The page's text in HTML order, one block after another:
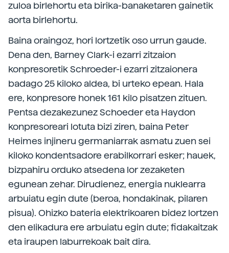
zuloa birlehortu eta birika-banaketaren gainetik
aorta birlehortu.
Baina oraingoz, hori lortzetik oso urrun gaude.
Dena den, Barney Clark-i ezarri zitzaion
konpresoretik Schroeder-i ezarri zitzaionera
badago 25 kiloko aldea, bi urteko epean. Hala
ere, konpresore honek 161 kilo pisatzen zituen.
Pentsa dezakezunez Schoeder eta Haydon
konpresoreari lotuta bizi ziren, baina Peter
Heimes injineru germaniarrak asmatu zuen sei
kiloko kondentsadore erabilkorrari esker; hauek,
bizpahiru orduko atsedena lor zezaketen
egunean zehar. Dirudienez, energia nuklearra
arbuiatu egin dute (beroa, hondakinak, pilaren
pisua). Ohizko bateria elektrikoaren bidez lortzen
den elikadura ere arbuiatu egin dute; fidakaitzak
eta iraupen laburrekoak bait dira.